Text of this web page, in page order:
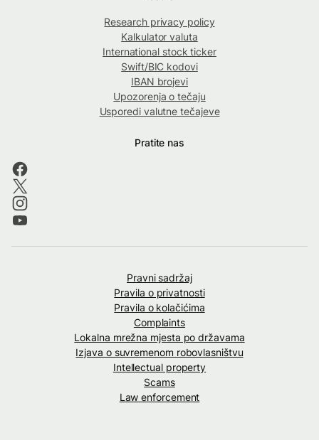
Research privacy policy
Kalkulator valuta
International stock ticker
Swift/BIC kodovi
IBAN brojevi
Upozorenja o tečaju
Usporedi valutne tečajeve
Pratite nas
Pravni sadržaj
Pravila o privatnosti
Pravila o kolačićima
Complaints
Lokalna mrežna mjesta po državama
Izjava o suvremenom robovlasništvu
Intellectual property
Scams
Law enforcement